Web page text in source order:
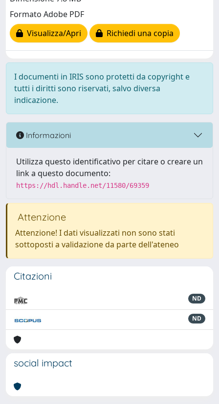
Formato Adobe PDF
Visualizza/Apri
Richiedi una copia
I documenti in IRIS sono protetti da copyright e
tutti i diritti sono riservati, salvo diversa
indicazione.
Informazioni
Utilizza questo identificativo per citare o creare un
link a questo documento:
https://hdl.handle.net/11580/69359
Attenzione
Attenzione! I dati visualizzati non sono stati
sottoposti a validazione da parte dell'ateneo
Citazioni
ND
ND
social impact